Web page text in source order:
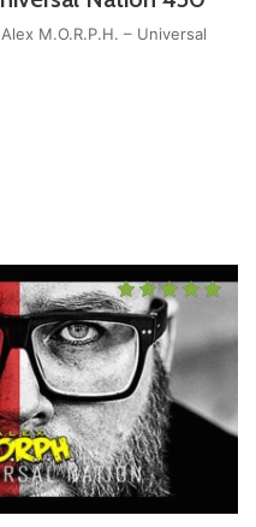
M.O.R.P.H. – Universal